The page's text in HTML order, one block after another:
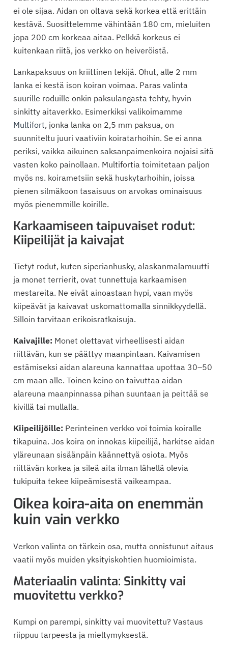
ei ole sijaa. Aidan on oltava sekä korkea että erittäin
kestävä. Suosittelemme vähintään 180 cm, mieluiten
jopa 200 cm korkeaa aitaa. Pelkkä korkeus ei
kuitenkaan riitä, jos verkko on heiveröistä.
Lankapaksuus on kriittinen tekijä. Ohut, alle 2 mm
lanka ei kestä ison koiran voimaa. Paras valinta
suurille roduille onkin paksulangasta tehty, hyvin
sinkitty aitaverkko. Esimerkiksi valikoimamme
Multifort, jonka lanka on 2,5 mm paksua, on
suunniteltu juuri vaativiin koiratarhoihin. Se ei anna
periksi, vaikka aikuinen saksanpaimenkoira nojaisi sitä
vasten koko painollaan. Multifortia toimitetaan paljon
myös ns. koirametsiin sekä huskytarhoihin, joissa
pienen silmäkoon tasaisuus on arvokas ominaisuus
myös pienemmille koirille.
Karkaamiseen taipuvaiset rodut:
Kiipeilijät ja kaivajat
Tietyt rodut, kuten siperianhusky, alaskanmalamuutti
ja monet terrierit, ovat tunnettuja karkaamisen
mestareita. Ne eivät ainoastaan hypi, vaan myös
kiipeävät ja kaivavat uskomattomalla sinnikkyydellä.
Silloin tarvitaan erikoisratkaisuja.
Kaivajille: Monet olettavat virheellisesti aidan
riittävän, kun se päättyy maanpintaan. Kaivamisen
estämiseksi aidan alareuna kannattaa upottaa 30–50
cm maan alle. Toinen keino on taivuttaa aidan
alareuna maanpinnassa pihan suuntaan ja peittää se
kivillä tai mullalla.
Kiipeilijöille: Perinteinen verkko voi toimia koiralle
tikapuina. Jos koira on innokas kiipeilijä, harkitse aidan
yläreunaan sisäänpäin käännettyä osiota. Myös
riittävän korkea ja sileä aita ilman lähellä olevia
tukipuita tekee kiipeämisestä vaikeampaa.
Oikea koira-aita on enemmän
kuin vain verkko
Verkon valinta on tärkein osa, mutta onnistunut aitaus
vaatii myös muiden yksityiskohtien huomioimista.
Materiaalin valinta: Sinkitty vai
muovitettu verkko?
Kumpi on parempi, sinkitty vai muovitettu? Vastaus
riippuu tarpeesta ja mieltymyksestä.